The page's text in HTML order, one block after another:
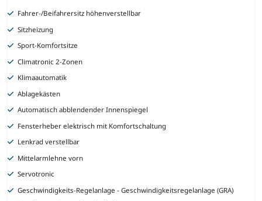
Fahrer-/Beifahrersitz höhenverstellbar
Sitzheizung
Sport-Komfortsitze
Climatronic 2-Zonen
Klimaautomatik
Ablagekästen
Automatisch abblendender Innenspiegel
Fensterheber elektrisch mit Komfortschaltung
Lenkrad verstellbar
Mittelarmlehne vorn
Servotronic
Geschwindigkeits-Regelanlage - Geschwindigkeitsregelanlage (GRA)